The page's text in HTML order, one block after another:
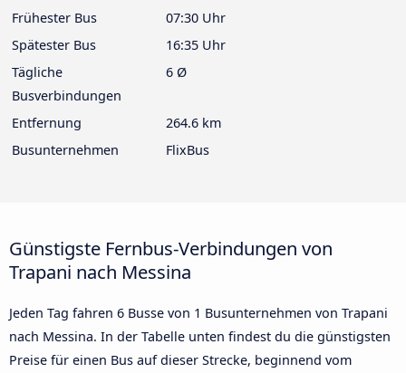
Frühester Bus
07:30 Uhr
Spätester Bus
16:35 Uhr
Tägliche
Busverbindungen
6 Ø
Entfernung
264.6 km
Busunternehmen
FlixBus
Günstigste Fernbus-Verbindungen von
Trapani nach Messina
Jeden Tag fahren 6 Busse von 1 Busunternehmen von Trapani
nach Messina. In der Tabelle unten findest du die günstigsten
Preise für einen Bus auf dieser Strecke, beginnend vom